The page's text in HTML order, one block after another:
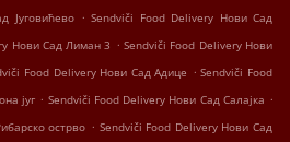
Југовићево . Sendviči Food Delivery Нови Сад
Нови Сад Лиман 3 . Sendviči Food Delivery Нови
Food Delivery Нови Сад Адице . Sendviči Food
југ . Sendviči Food Delivery Нови Сад Салајка .
острво . Sendviči Food Delivery Нови Сад